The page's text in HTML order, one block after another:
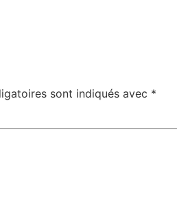
sont indiqués avec *